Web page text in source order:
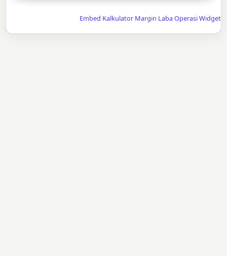
Embed Kalkulator Margin Laba Operasi Widget